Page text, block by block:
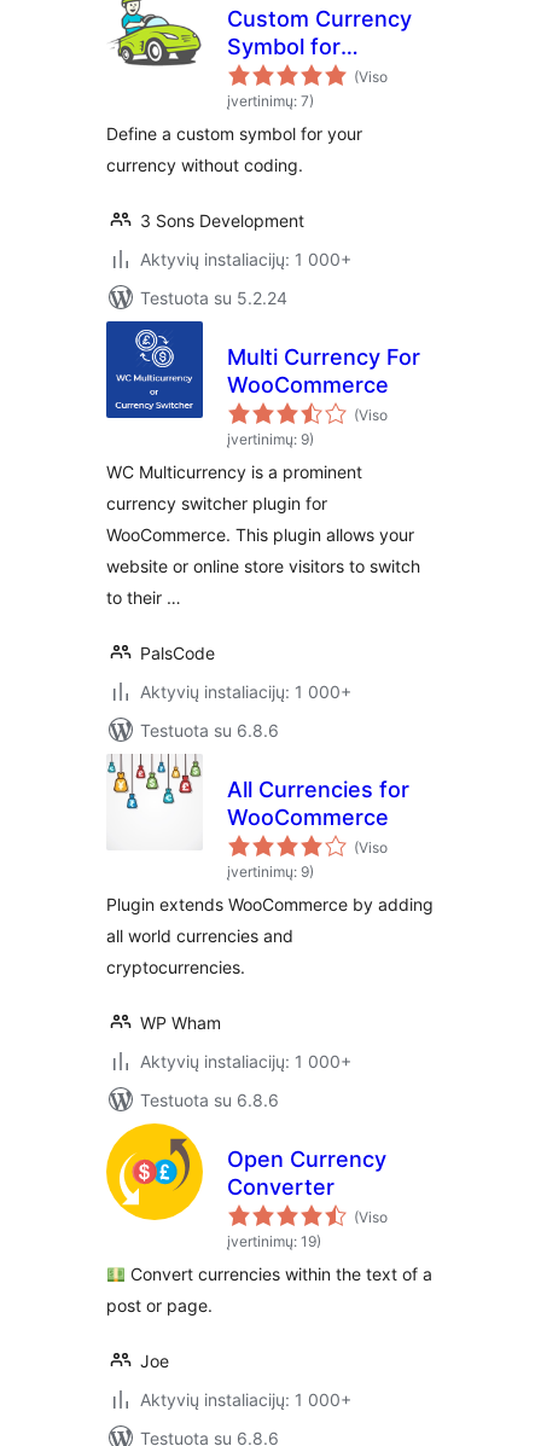
Custom Currency
Symbol for
WooCommerce
(Viso
įvertinimų: 7)
Define a custom symbol for your
currency without coding.
3 Sons Development
Aktyvių instaliacijų: 1 000+
Testuota su 5.2.24
Multi Currency For
WooCommerce
(Viso
įvertinimų: 9)
WC Multicurrency is a prominent
currency switcher plugin for
WooCommerce. This plugin allows your
website or online store visitors to switch
to their …
PalsCode
Aktyvių instaliacijų: 1 000+
Testuota su 6.8.6
All Currencies for
WooCommerce
(Viso
įvertinimų: 9)
Plugin extends WooCommerce by adding
all world currencies and
cryptocurrencies.
WP Wham
Aktyvių instaliacijų: 1 000+
Testuota su 6.8.6
Open Currency
Converter
(Viso
įvertinimų: 19)
Convert currencies within the text of a
post or page.
Joe
Aktyvių instaliacijų: 1 000+
Testuota su 6.8.6